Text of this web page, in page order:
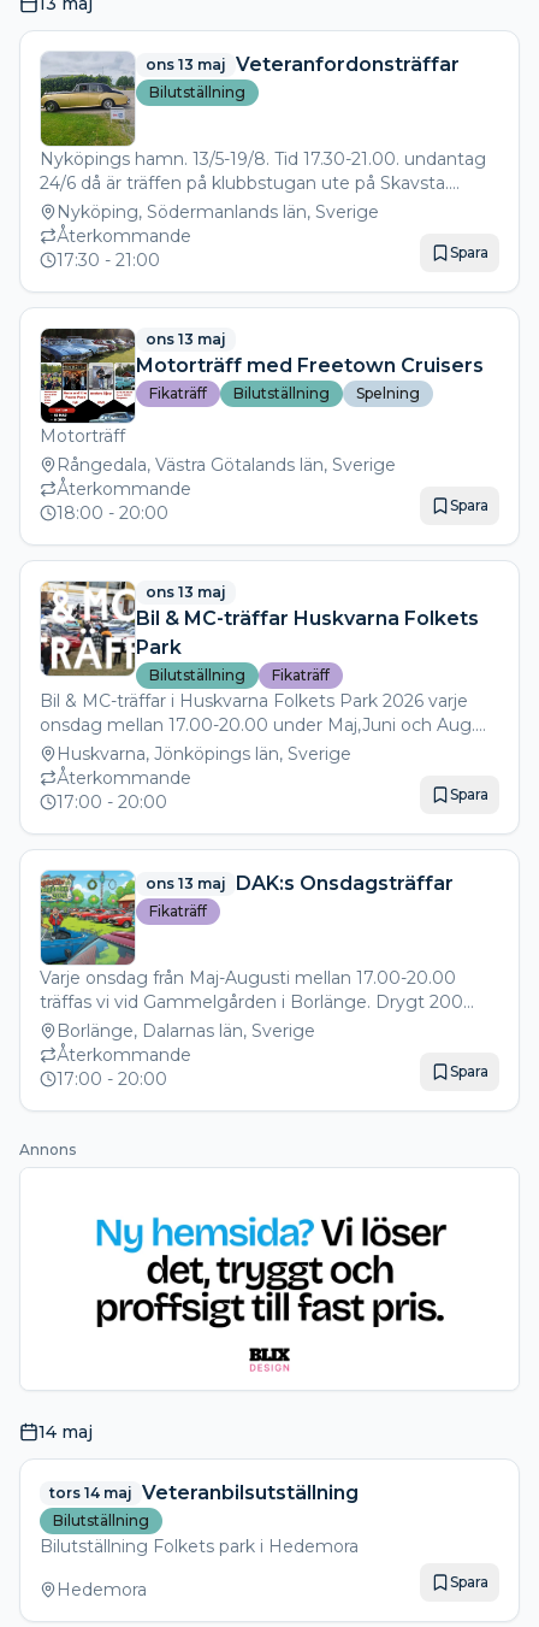
ons 13 maj Veteranfordonsträffar
Bilutställning
Nyköpings hamn. 13/5-19/8. Tid 17.30-21.00. undantag
24/6 då är träffen på klubbstugan ute på Skavsta.
https://automobilsallskapet.se/ 30 års gräns för att det
är ändå veteranfordon.
Nyköping, Södermanlands län, Sverige
Återkommande
17:30 - 21:00 Spara
ons 13 maj
Motorträff med Freetown Cruisers
Fikaträff Bilutställning Spelning
Motorträff
Rångedala, Västra Götalands län, Sverige
Återkommande
18:00 - 20:00 Spara
ons 13 maj
Bil & MC-träffar Huskvarna Folkets
Park
Bilutställning Fikaträff
Bil & MC-träffar i Huskvarna Folkets Park 2026 varje
onsdag mellan 17.00-20.00 under Maj,Juni och Aug.
Juli är det semesterstängt.
Huskvarna, Jönköpings län, Sverige
Återkommande
17:00 - 20:00 Spara
ons 13 maj DAK:s Onsdagsträffar
Fikaträff
Varje onsdag från Maj-Augusti mellan 17.00-20.00
träffas vi vid Gammelgården i Borlänge. Drygt 200
fordon brukar dyka upp och här brukar man kunna
beskåda allt från topprenoverade 30-talare till nyare
sportbilar. Givetvis håller Caféet öppet och servera bl.a.
Borlänge, Dalarnas län, Sverige
Återkommande
17:00 - 20:00 Spara
Annons
14 maj
tors 14 maj Veteranbilsutställning
Bilutställning
Bilutställning Folkets park i Hedemora
Hedemora
Spara